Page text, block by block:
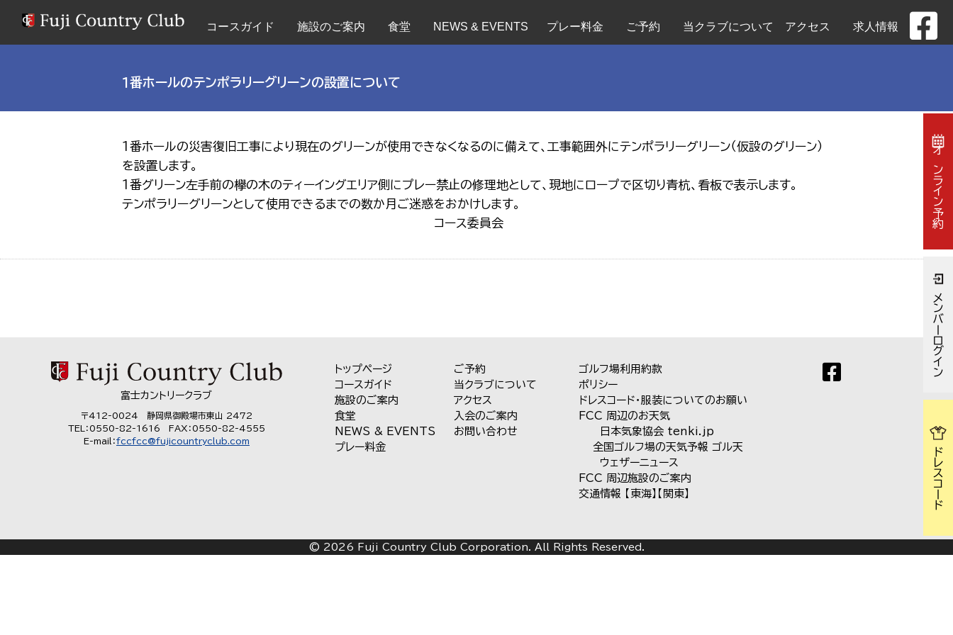
コースガイド 施設のご案内 食堂 NEWS & EVENTS プレー料金 ご予約 当クラブについて アクセス 求人情報
１番ホールのテンポラリーグリーンの設置について
１番ホールの災害復旧工事により現在のグリーンが使用できなくなるのに備えて、工事範囲外にテンポラリーグリーン（仮設のグリーン）
を設置します。
１番グリーン左手前の欅の木のティーイングエリア側にプレー禁止の修理地として、現地にロープで区切り青杭、看板で表示します。
テンポラリーグリーンとして使用できるまでの数か月ご迷惑をおかけします。
コース委員会
富士カントリークラブ
〒412-0024 静岡県御殿場市東山 2472
TEL：0550-82-1616 FAX：0550-82-4555
E-mail：fccfcc@fujicountryclub.com
トップページ
コースガイド
施設のご案内
食堂
NEWS & EVENTS
プレー料金
ご予約
当クラブについて
アクセス
入会のご案内
お問い合わせ
ゴルフ場利用約款
ポリシー
ドレスコード・服装についてのお願い
FCC 周辺のお天気
日本気象協会 tenki.jp
全国ゴルフ場の天気予報 ゴル天
ウェザーニュース
FCC 周辺施設のご案内
交通情報 【東海】 【関東】
© 2026 Fuji Country Club Corporation. All Rights Reserved.
オンライン予約
メンバーログイン
ドレスコード